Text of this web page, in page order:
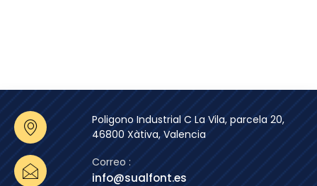
Poligono Industrial C La Vila, parcela 20,
46800 Xàtiva, Valencia
Correo :
info@sualfont.es